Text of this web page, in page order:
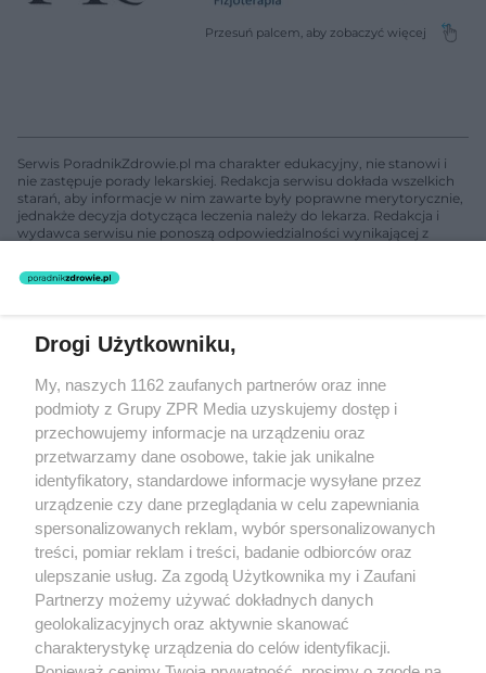
Serwis PoradnikZdrowie.pl ma charakter edukacyjny, nie stanowi i
nie zastępuje porady lekarskiej. Redakcja serwisu dokłada wszelkich
starań, aby informacje w nim zawarte były poprawne merytorycznie,
jednakże decyzja dotycząca leczenia należy do lekarza. Redakcja i
wydawca serwisu nie ponoszą odpowiedzialności wynikającej z
świadczeń zdrowotnych w rozumieniu art. 3 ust 1 ustawy o
rozpowszechniany lub dalej rozpowszechniany w jakikolwiek sposób
(w tym także elektroniczny lub mechaniczny) na jakimkolwiek polu
eksploatacji w jakiejkolwiek formie, włącznie z umieszczaniem w
Internecie bez pisemnej zgody właściciela praw. Jakiekolwiek użycie
lub wykorzystanie utworów w całości lub w części z naruszeniem
prawa, tzn. bez właściwej zgody, jest zabronione pod groźbą kary i
może być ścigane prawnie.
O nas
Drogi Użytkowniku,
My, naszych 1162 zaufanych partnerów oraz inne
podmioty z Grupy ZPR Media uzyskujemy dostęp i
przechowujemy informacje na urządzeniu oraz
przetwarzamy dane osobowe, takie jak unikalne
identyfikatory, standardowe informacje wysyłane przez
urządzenie czy dane przeglądania w celu zapewniania
spersonalizowanych reklam, wybór spersonalizowanych
treści, pomiar reklam i treści, badanie odbiorców oraz
ulepszanie usług. Za zgodą Użytkownika my i Zaufani
Partnerzy możemy używać dokładnych danych
geolokalizacyjnych oraz aktywnie skanować
charakterystykę urządzenia do celów identyfikacji.